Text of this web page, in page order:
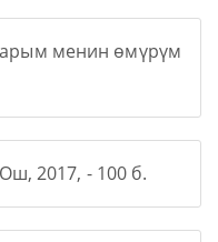
менин өмүрүм
2017, - 100 б.